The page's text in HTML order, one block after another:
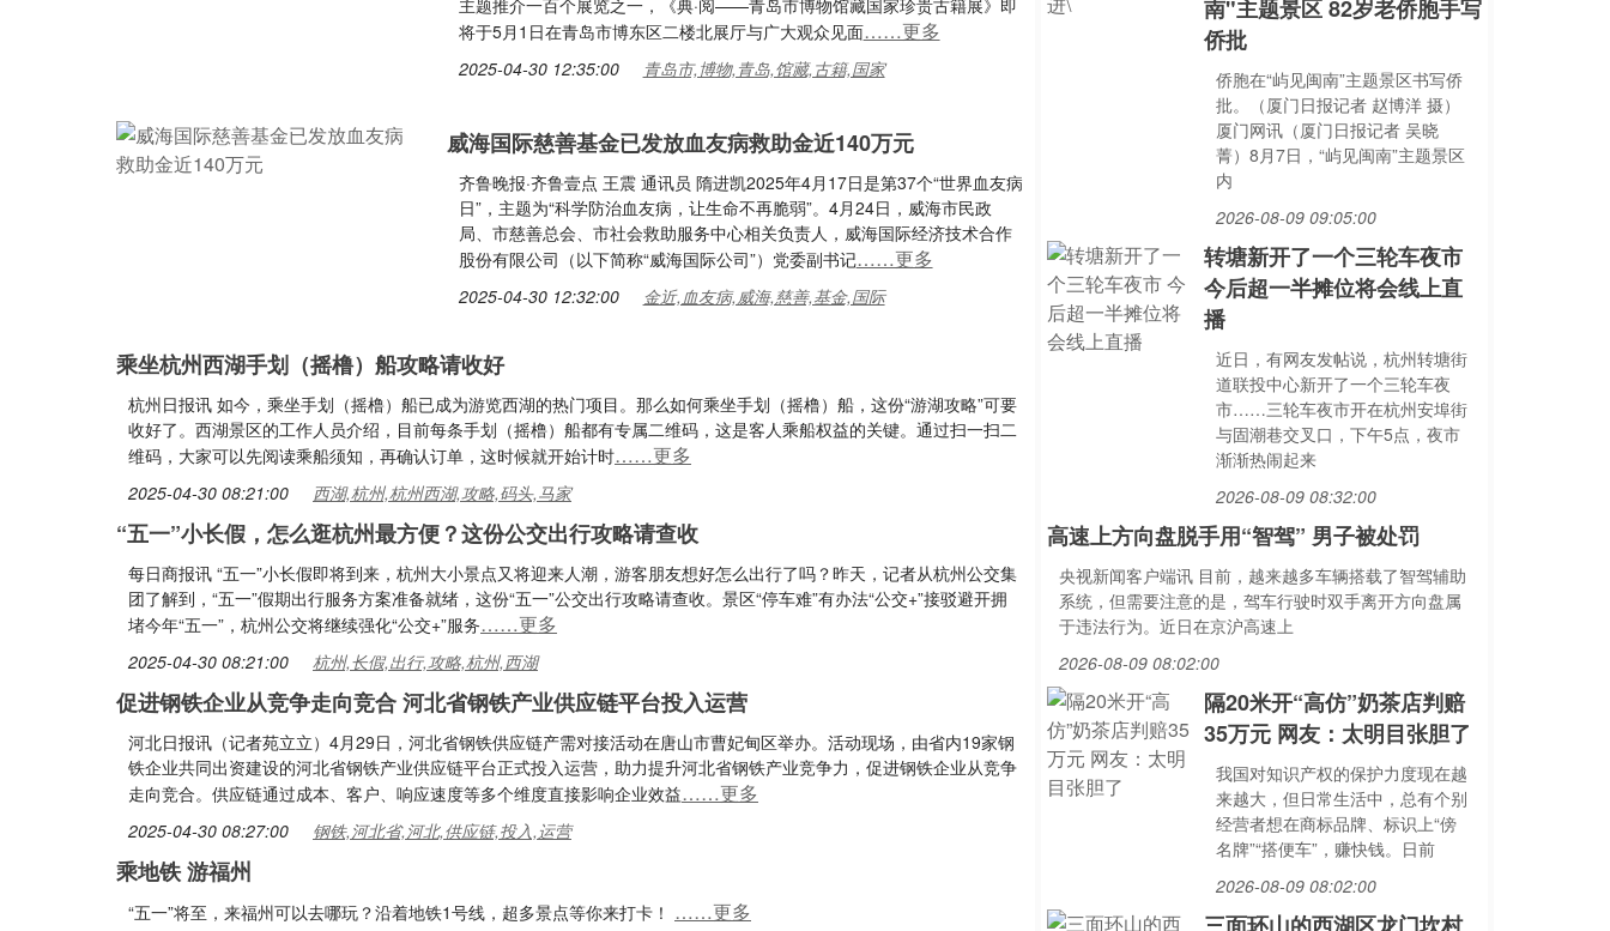
主题推介一百个展览之一，《典·阅——青岛市博物馆藏国家珍贵古籍展》即
将于5月1日在青岛市博东区二楼北展厅与广大观众见面……更多
2025-04-30 12:35:00 青岛市,博物,青岛,馆藏,古籍,国家
威海国际慈善基金已发放血友病救助金近140万元
齐鲁晚报·齐鲁壹点 王震 通讯员 隋进凯2025年4月17日是第37个“世界血友病
日”，主题为“科学防治血友病，让生命不再脆弱”。4月24日，威海市民政
局、市慈善总会、市社会救助服务中心相关负责人，威海国际经济技术合作
股份有限公司（以下简称“威海国际公司”）党委副书记……更多
2025-04-30 12:32:00 金近,血友病,威海,慈善,基金,国际
乘坐杭州西湖手划（摇橹）船攻略请收好
杭州日报讯 如今，乘坐手划（摇橹）船已成为游览西湖的热门项目。那么如何乘坐手划（摇橹）船，这份“游湖攻略”可要
收好了。西湖景区的工作人员介绍，目前每条手划（摇橹）船都有专属二维码，这是客人乘船权益的关键。通过扫一扫二
维码，大家可以先阅读乘船须知，再确认订单，这时候就开始计时……更多
2025-04-30 08:21:00 西湖,杭州,杭州西湖,攻略,码头,马家
“五一”小长假，怎么逛杭州最方便？这份公交出行攻略请查收
每日商报讯 “五一”小长假即将到来，杭州大小景点又将迎来人潮，游客朋友想好怎么出行了吗？昨天，记者从杭州公交集
团了解到，“五一”假期出行服务方案准备就绪，这份“五一”公交出行攻略请查收。景区“停车难”有办法“公交+”接驳避开拥
堵今年“五一”，杭州公交将继续强化“公交+”服务……更多
2025-04-30 08:21:00 杭州,长假,出行,攻略,杭州,西湖
促进钢铁企业从竞争走向竞合 河北省钢铁产业供应链平台投入运营
河北日报讯（记者苑立立）4月29日，河北省钢铁供应链产需对接活动在唐山市曹妃甸区举办。活动现场，由省内19家钢
铁企业共同出资建设的河北省钢铁产业供应链平台正式投入运营，助力提升河北省钢铁产业竞争力，促进钢铁企业从竞争
走向竞合。供应链通过成本、客户、响应速度等多个维度直接影响企业效益……更多
2025-04-30 08:27:00 钢铁,河北省,河北,供应链,投入,运营
乘地铁 游福州
“五一”将至，来福州可以去哪玩？沿着地铁1号线，超多景点等你来打卡！ ……更多
南"主题景区 82岁老侨胞手写
侨批
侨胞在“屿见闽南”主题景区书写侨
批。（厦门日报记者 赵博洋 摄）
厦门网讯（厦门日报记者 吴晓
菁）8月7日，“屿见闽南”主题景区
内
2026-08-09 09:05:00
转塘新开了一个三轮车夜市
今后超一半摊位将会线上直
播
近日，有网友发帖说，杭州转塘街
道联投中心新开了一个三轮车夜
市……三轮车夜市开在杭州安埠街
与固潮巷交叉口，下午5点，夜市
渐渐热闹起来
2026-08-09 08:32:00
高速上方向盘脱手用“智驾” 男子被处罚
央视新闻客户端讯 目前，越来越多车辆搭载了智驾辅助
系统，但需要注意的是，驾车行驶时双手离开方向盘属
于违法行为。近日在京沪高速上
2026-08-09 08:02:00
隔20米开“高仿”奶茶店判赔
35万元 网友：太明目张胆了
我国对知识产权的保护力度现在越
来越大，但日常生活中，总有个别
经营者想在商标品牌、标识上“傍
名牌”“搭便车”，赚快钱。日前
2026-08-09 08:02:00